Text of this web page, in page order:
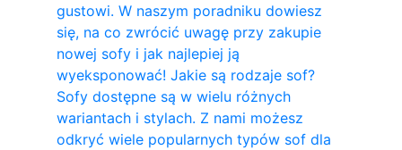
gustowi. W naszym poradniku dowiesz
się, na co zwrócić uwagę przy zakupie
nowej sofy i jak najlepiej ją
wyeksponować! Jakie są rodzaje sof?
Sofy dostępne są w wielu różnych
wariantach i stylach. Z nami możesz
odkryć wiele popularnych typów sof dla